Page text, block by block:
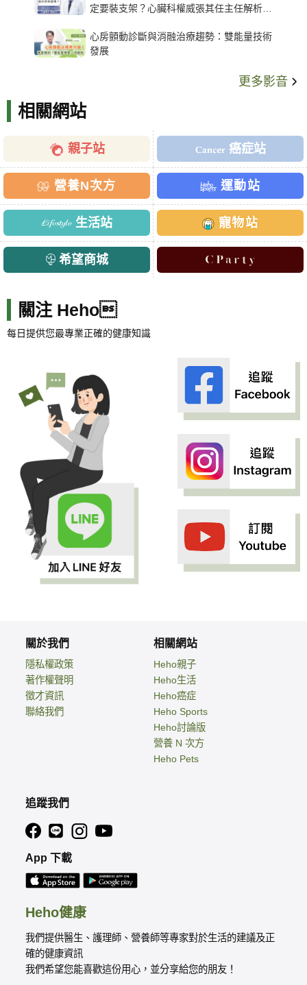
定要裝支架？心臟科權威張其任主任解析支
心房顫動診斷與消融治療趨勢：雙能量技術
發展
更多影音
相關網站
親子站 癌症站
營養N次方 運動站
生活站 寵物站
希望商城
關注 Heho
每日提供您最專業正確的健康知識
Heho健康
我們提供醫生、護理師、營養師等專家對於生活的建議及正
確的健康資訊
我們希望您能喜歡這份用心，並分享給您的朋友！
關於我們
隱私權政策
著作權聲明
徵才資訊
聯絡我們
相關網站
Heho親子
Heho生活
Heho癌症
Heho Sports
Heho討論版
營養 N 次方
Heho Pets
追蹤我們
App 下載